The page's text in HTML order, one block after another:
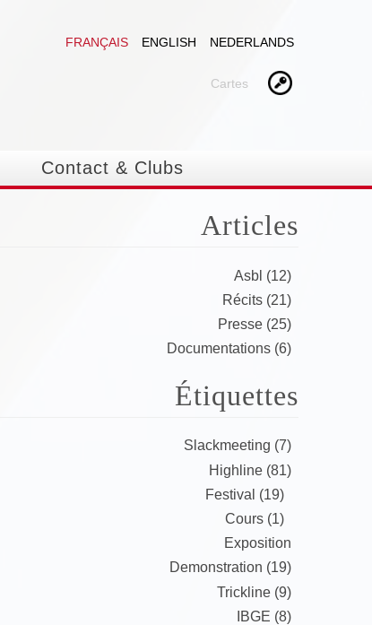
FRANÇAIS ENGLISH NEDERLANDS
Cartes
Contact & Clubs
Articles
Asbl (12)
Récits (21)
Presse (25)
Documentations (6)
Étiquettes
Slackmeeting (7)
Highline (81)
Festival (19)
Cours (1)
Exposition
Demonstration (19)
Trickline (9)
IBGE (8)